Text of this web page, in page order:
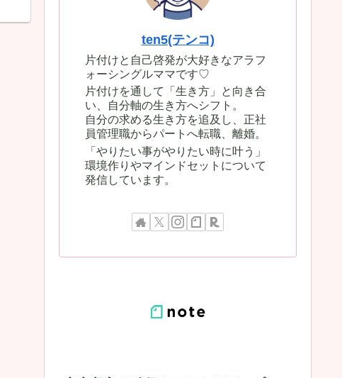
ten5(テンコ)
片付けと自己啓発が大好きなアラフ
ォーシングルママです♡
片付けを通して「生き方」と向き合
い、自分軸の生き方へシフト。
自分の求める生き方を追及し、正社
員管理職からパートへ転職、離婚。
「やりたい事がやりたい時に叶う」
環境作りやマインドセットについて
発信しています。